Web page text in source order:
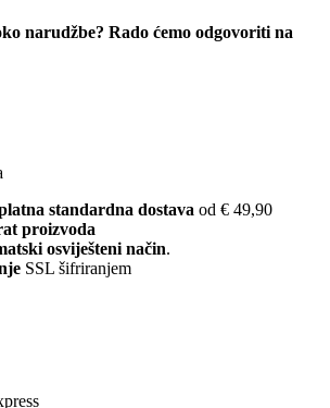
narudžbe? Rado ćemo odgovoriti na
standardna dostava od € 49,90
proizvoda
osviješteni način.
SSL šifriranjem